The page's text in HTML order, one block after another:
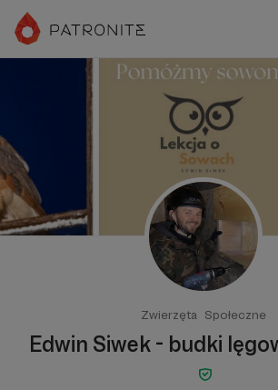
Zwierzęta Społeczne
Edwin Siwek - budki